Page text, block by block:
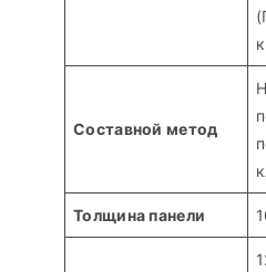
Составной метод
Толщина панели